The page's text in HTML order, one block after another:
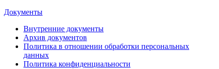
Документы
Внутренние документы
Архив документов
Политика в отношении обработки персональных
данных
Политика конфиденциальности